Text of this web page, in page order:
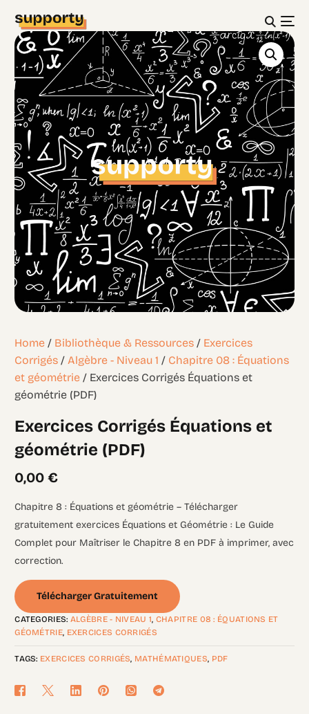
Home / Bibliothèque & Ressources / Exercices
Corrigés / Algèbre - Niveau 1 / Chapitre 08 : Équations
et géométrie / Exercices Corrigés Équations et
géométrie (PDF)
Exercices Corrigés Équations et
géométrie (PDF)
0,00€
Chapitre 8 : Équations et géométrie – Télécharger
gratuitement exercices Équations et Géométrie : Le Guide
Complet pour Maîtriser le Chapitre 8 en PDF à imprimer, avec
correction.
Télécharger Gratuitement
CATEGORIES: ALGÈBRE - NIVEAU 1, CHAPITRE 08 : ÉQUATIONS ET
GÉOMÉTRIE, EXERCICES CORRIGÉS
TAGS: EXERCICES CORRIGÉS, MATHÉMATIQUES, PDF